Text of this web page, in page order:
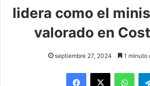
lidera como el
valorado en
septiembre 27, 2024 1 minuto